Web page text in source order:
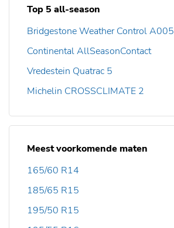
Top 5 all-season
Bridgestone Weather Control A005
Continental AllSeasonContact
Vredestein Quatrac 5
Michelin CROSSCLIMATE 2
Meest voorkomende maten
165/60 R14
185/65 R15
195/50 R15